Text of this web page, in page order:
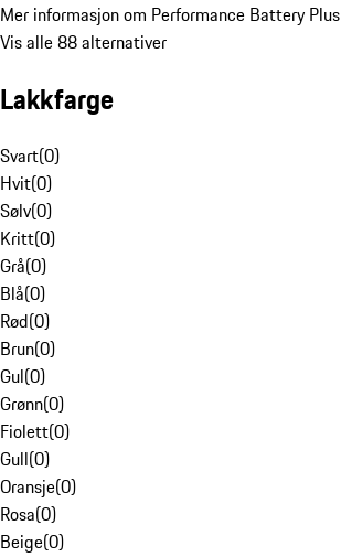
Mer informasjon om Performance Battery Plus
Vis alle 88 alternativer
Lakkfarge
Svart(0)
Hvit(0)
Sølv(0)
Kritt(0)
Grå(0)
Blå(0)
Rød(0)
Brun(0)
Gul(0)
Grønn(0)
Fiolett(0)
Gull(0)
Oransje(0)
Rosa(0)
Beige(0)